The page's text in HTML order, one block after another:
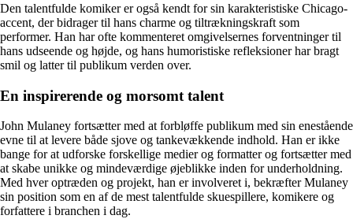
Den talentfulde komiker er også kendt for sin karakteristiske Chicago-
accent, der bidrager til hans charme og tiltrækningskraft som
performer. Han har ofte kommenteret omgivelsernes forventninger til
hans udseende og højde, og hans humoristiske refleksioner har bragt
smil og latter til publikum verden over.
En inspirerende og morsomt talent
John Mulaney fortsætter med at forbløffe publikum med sin enestående
evne til at levere både sjove og tankevækkende indhold. Han er ikke
bange for at udforske forskellige medier og formatter og fortsætter med
at skabe unikke og mindeværdige øjeblikke inden for underholdning.
Med hver optræden og projekt, han er involveret i, bekræfter Mulaney
sin position som en af de mest talentfulde skuespillere, komikere og
forfattere i branchen i dag.